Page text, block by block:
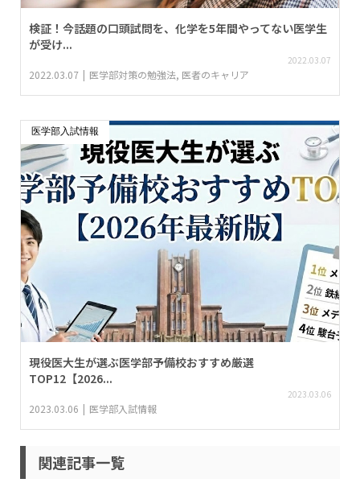
検証！今話題の口頭試問を、化学を5年間やってない医学生
が受け...
2022.03.07
2022.03.07 医学部対策の勉強法, 医者のキャリア
医学部入試情報
現役医大生が選ぶ医学部予備校おすすめ厳選
TOP12【2026...
2023.03.06
2023.03.06 医学部入試情報
関連記事一覧